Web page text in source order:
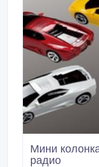
Мини
радио